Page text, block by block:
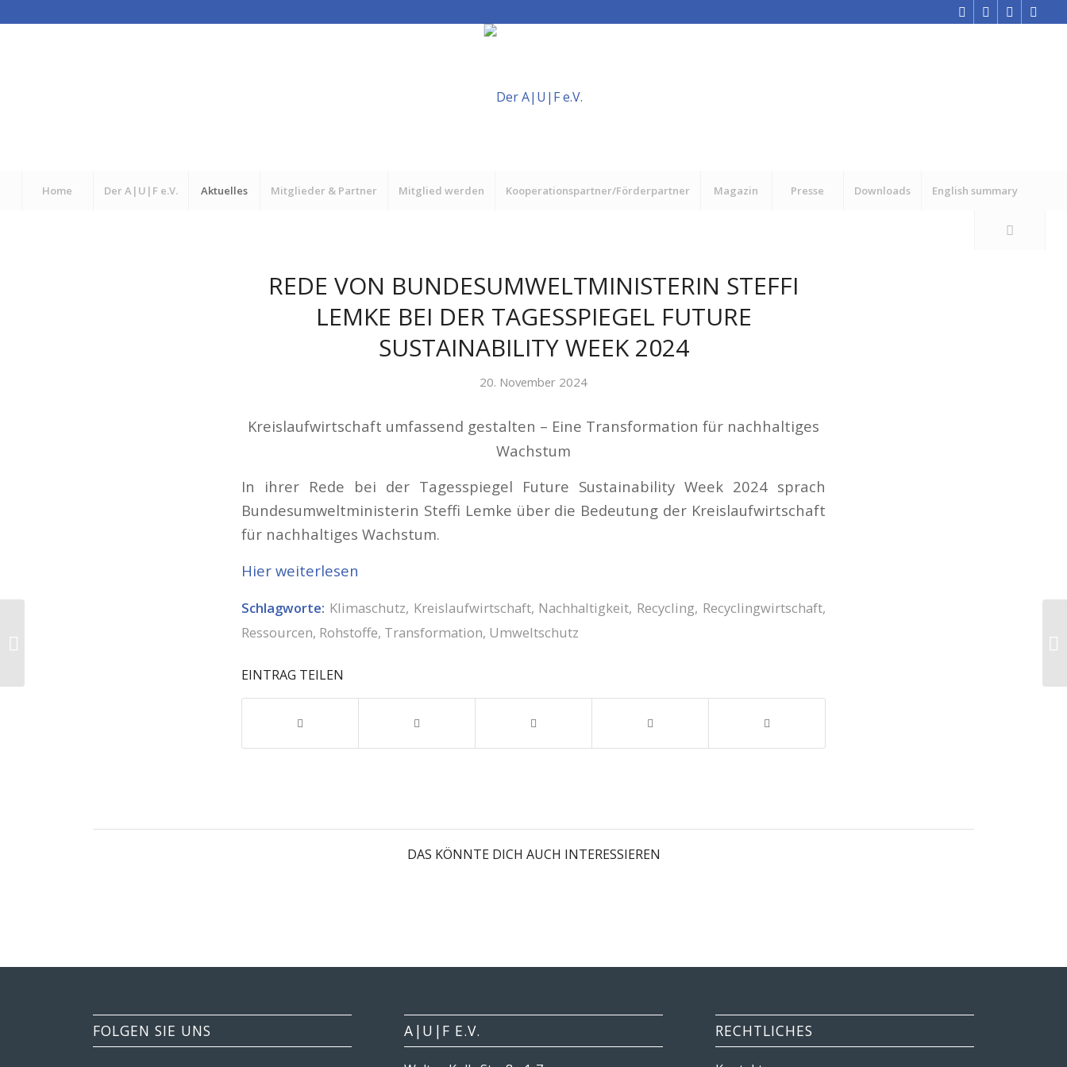
Home Der A|U|F e.V. Aktuelles Mitglieder & Partner Mitglied werden Kooperationspartner/Förderpartner Magazin Presse Downloads English summary
REDE VON BUNDESUMWELTMINISTERIN STEFFI
LEMKE BEI DER TAGESSPIEGEL FUTURE
SUSTAINABILITY WEEK 2024
20. November 2024
Kreislaufwirtschaft umfassend gestalten – Eine Transformation für nachhaltiges
Wachstum
In ihrer Rede bei der Tagesspiegel Future Sustainability Week 2024 sprach
Bundesumweltministerin Steffi Lemke über die Bedeutung der Kreislaufwirtschaft
für nachhaltiges Wachstum.
Hier weiterlesen
Schlagworte: Klimaschutz, Kreislaufwirtschaft, Nachhaltigkeit, Recycling, Recyclingwirtschaft,
Ressourcen, Rohstoffe, Transformation, Umweltschutz
EINTRAG TEILEN
DAS KÖNNTE DICH AUCH INTERESSIEREN
FOLGEN SIE UNS A|U|F E.V. RECHTLICHES